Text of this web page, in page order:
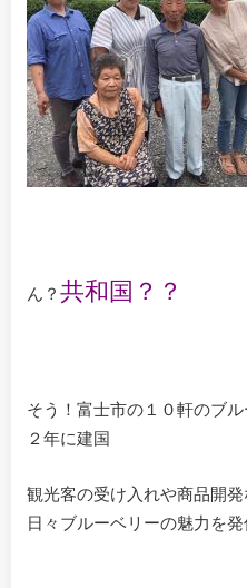
ん？ 共和国？？
そう！富士市の１０軒のブ
２年に建国
観光客の受け入れや商品開発
日々ブルーベリーの魅力を